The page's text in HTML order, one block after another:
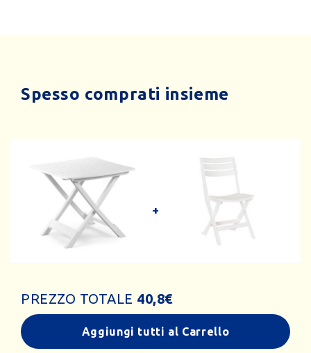
Spesso comprati insieme
PREZZO TOTALE 40,8€
Aggiungi tutti al Carrello